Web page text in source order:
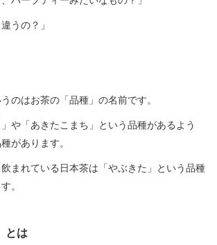
うの？」
のはお茶の「品種」の名前です。
や「あきたこまち」という品種があるよう
があります。
まれている日本茶は「やぶきた」という品種
。
とは